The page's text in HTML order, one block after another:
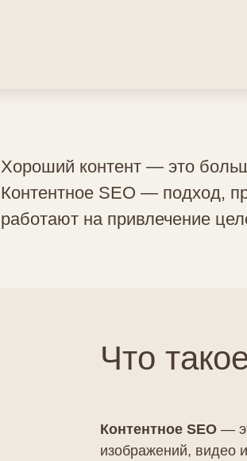
Хороший контент — это
Контентное SEO — подход,
работают на привлечение
Что
Контентное SEO —
изображений, видео